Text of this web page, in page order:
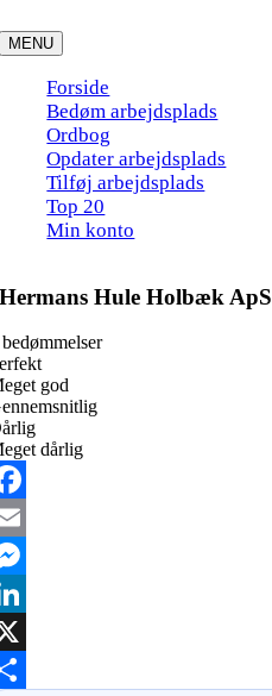
to
content
MENU
Forside
Bedøm arbejdsplads
Ordbog
Opdater arbejdsplads
Tilføj arbejdsplads
Top 20
Min konto
Hermans Hule Holbæk ApS
god
dårlig